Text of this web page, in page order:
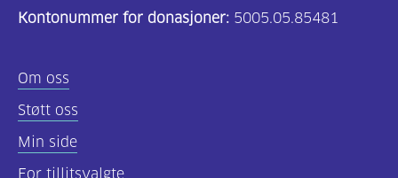
Kontonummer for donasjoner: 5005.05.85481
Om oss
Støtt oss
Min side
For tillitsvalgte